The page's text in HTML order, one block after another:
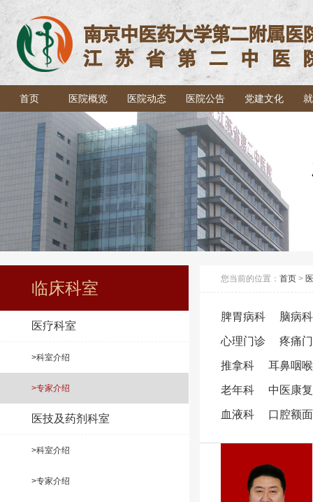
首页 医院概览 医院动态 医院公告 党建文化
临床科室
医疗科室
>科室介绍
>专家介绍
医技及药剂科室
>科室介绍
>专家介绍
您当前的位置： 首页 >
脾胃病科 脑病科
心理门诊 疼痛
推拿科 耳鼻咽
老年科 中医康
血液科 口腔额